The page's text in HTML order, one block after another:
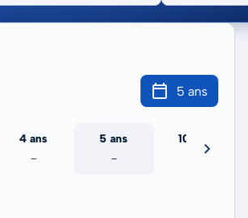
5 ans
4 ans
-
5 ans
-
10 ans